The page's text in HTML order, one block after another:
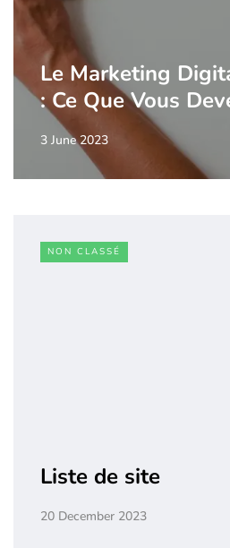
Le Marketing
: Ce Que Vous
3 June 2023
NON CLASSÉ
Liste de site
20 December 2023